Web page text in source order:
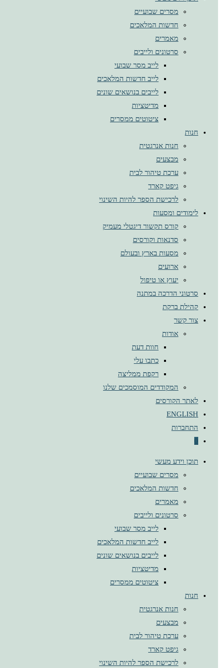
מסרים שבועיים
חדשות המלאכים
מאמרים
סרטונים ולייבים
לייב מסר שבועי
לייב חדשות המלאכים
לייבים בנושאים שונים
מדיטציות
ציטוטים ממסרים
חנות
חנות אנרגטית
מבצעים
ערכת טיהור לבית
גיפט קארד
לרכישת הספר להיות השינוי
לימודים ומסעות
קורס תקשור דיגטלי מעמיק
סדנאות וקורסים
מסעות בארץ ובעולם
ארועים
יעוץ או טיפול
סרטוני הדרכה במתנה
קהילת ברקת
צור קשר
אודות
חוות דעת
כתבו עלי
רקפת ממליצה
המקודדים המוסמכים שלנו
לאתר הקורסים
ENGLISH
התחברות
תוכן וידע מעשי
מסרים שבועיים
חדשות המלאכים
מאמרים
סרטונים ולייבים
לייב מסר שבועי
לייב חדשות המלאכים
לייבים בנושאים שונים
מדיטציות
ציטוטים ממסרים
חנות
חנות אנרגטית
מבצעים
ערכת טיהור לבית
גיפט קארד
לרכישת הספר להיות השינוי